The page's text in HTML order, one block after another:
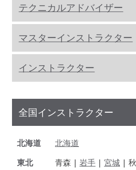
テクニカルアドバイザー
マスターインストラクター
インストラクター
全国インストラクター
北海道
北海道
東北
青森 | 岩手 | 宮城 |